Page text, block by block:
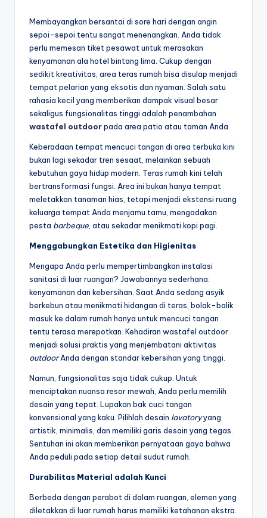
Membayangkan bersantai di sore hari dengan angin
sepoi-sepoi tentu sangat menenangkan. Anda tidak
perlu memesan tiket pesawat untuk merasakan
kenyamanan ala hotel bintang lima. Cukup dengan
sedikit kreativitas, area teras rumah bisa disulap menjadi
tempat pelarian yang eksotis dan nyaman. Salah satu
rahasia kecil yang memberikan dampak visual besar
sekaligus fungsionalitas tinggi adalah penambahan
wastafel outdoorpada area patio atau taman Anda.
Keberadaan tempat mencuci tangan di area terbuka kini
bukan lagi sekadar tren sesaat, melainkan sebuah
kebutuhan gaya hidup modern. Teras rumah kini telah
bertransformasi fungsi. Area ini bukan hanya tempat
meletakkan tanaman hias, tetapi menjadi ekstensi ruang
keluarga tempat Anda menjamu tamu, mengadakan
pesta barbeque , atau sekadar menikmati kopi pagi.
Menggabungkan Estetika dan Higienitas
Mengapa Anda perlu mempertimbangkan instalasi
sanitasi di luar ruangan? Jawabannya sederhana:
kenyamanan dan kebersihan. Saat Anda sedang asyik
berkebun atau menikmati hidangan di teras, bolak-balik
masuk ke dalam rumah hanya untuk mencuci tangan
tentu terasa merepotkan. Kehadiran wastafel outdoor
menjadi solusi praktis yang menjembatani aktivitas
outdoorAnda dengan standar kebersihan yang tinggi.
Namun, fungsionalitas saja tidak cukup. Untuk
menciptakan nuansa resor mewah, Anda perlu memilih
desain yang tepat. Lupakan bak cuci tangan
konvensional yang kaku. Pilihlah desain lavatoryyang
artistik, minimalis, dan memiliki garis desain yang tegas.
Sentuhan ini akan memberikan pernyataan gaya bahwa
Anda peduli pada setiap detail sudut rumah.
Durabilitas Material adalah Kunci
Berbeda dengan perabot di dalam ruangan, elemen yang
diletakkan di luar rumah harus memiliki ketahanan ekstra.